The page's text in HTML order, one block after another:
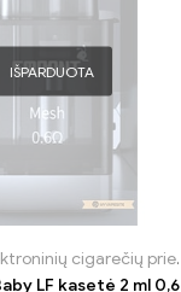
IŠPARDUOTA
cigarečių priedai
LF kasetė 2 ml 0,6